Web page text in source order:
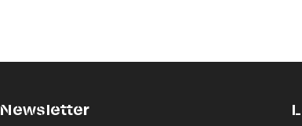
Newsletter